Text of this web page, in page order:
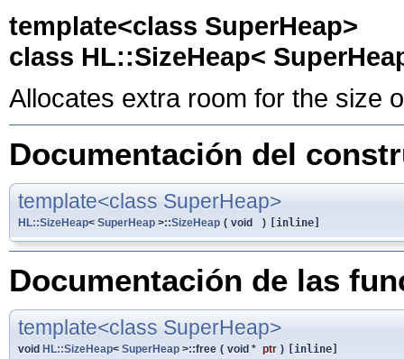
template<class SuperHeap>
class HL::SizeHeap<
Allocates extra room for the size
Documentación del
template<class SuperHeap>
HL::SizeHeap< SuperHeap >::SizeHeap ( void ) [inline]
Documentación de las
template<class SuperHeap>
void HL::SizeHeap< SuperHeap >::free ( void * ptr ) [inline]